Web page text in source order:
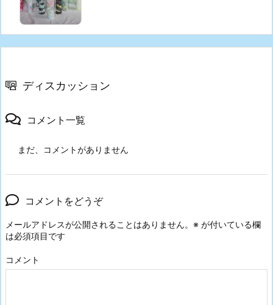
ディスカッション
コメント一覧
まだ、コメントがありません
コメントをどうぞ
メールアドレスが公開されることはありません。 ※ が付いている欄
は必須項目です
コメント